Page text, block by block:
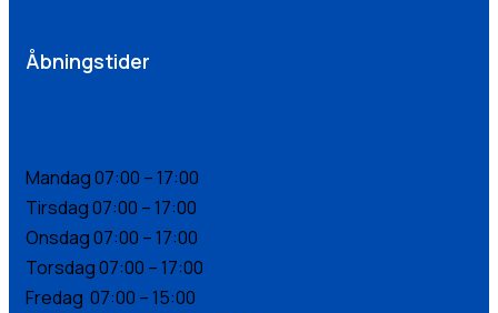
Åbningstider
Mandag 07:00 – 17:00
Tirsdag 07:00 – 17:00
Onsdag 07:00 – 17:00
Torsdag 07:00 – 17:00
Fredag 07:00 – 15:00